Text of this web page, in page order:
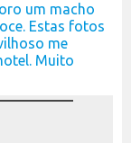
um macho
Estas fotos
me
Muito